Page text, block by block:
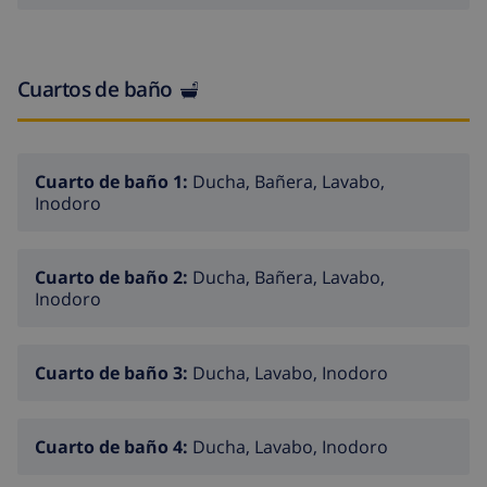
vitrocerámica, horno, microondas, congelador,
cafetera, tostadora, kettle,..
5 dormitorios con aire acondicionado
Piscina privada
Barbacoa de obra
amplias terrazas equipadas con mobiliario de jardín
Cuartos de baño
Cuarto de baño 1: Ducha, Bañera, Lavabo,
Inodoro
Cuarto de baño 2: Ducha, Bañera, Lavabo,
Inodoro
Cuarto de baño 3: Ducha, Lavabo, Inodoro
Cuarto de baño 4: Ducha, Lavabo, Inodoro